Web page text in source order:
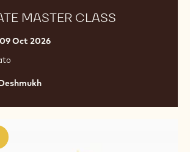
MASTER CLASS
Oct 2026